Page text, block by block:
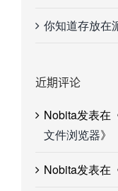
你知道存放在
近期评论
Nobita发表在
文件浏览器》
Nobita发表在